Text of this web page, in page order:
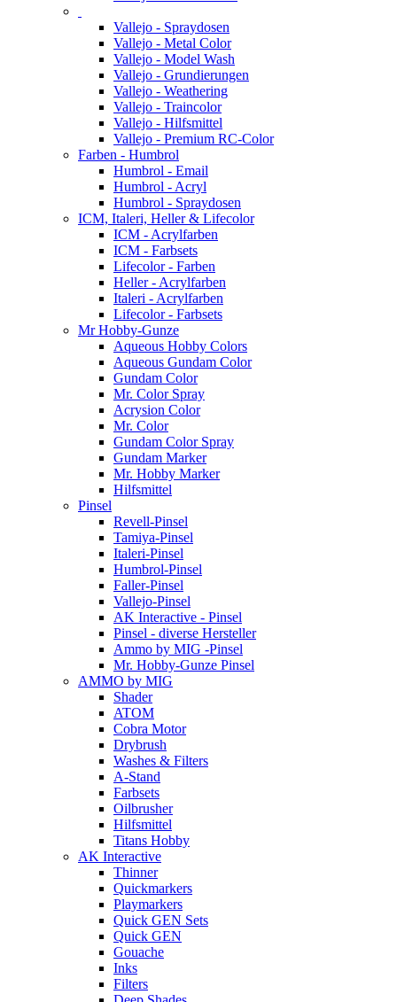
Vallejo - Spraydosen
Vallejo - Metal Color
Vallejo - Model Wash
Vallejo - Grundierungen
Vallejo - Weathering
Vallejo - Traincolor
Vallejo - Hilfsmittel
Vallejo - Premium RC-Color
Farben - Humbrol
Humbrol - Email
Humbrol - Acryl
Humbrol - Spraydosen
ICM, Italeri, Heller & Lifecolor
ICM - Acrylfarben
ICM - Farbsets
Lifecolor - Farben
Heller - Acrylfarben
Italeri - Acrylfarben
Lifecolor - Farbsets
Mr Hobby-Gunze
Aqueous Hobby Colors
Aqueous Gundam Color
Gundam Color
Mr. Color Spray
Acrysion Color
Mr. Color
Gundam Color Spray
Gundam Marker
Mr. Hobby Marker
Hilfsmittel
Pinsel
Revell-Pinsel
Tamiya-Pinsel
Italeri-Pinsel
Humbrol-Pinsel
Faller-Pinsel
Vallejo-Pinsel
AK Interactive - Pinsel
Pinsel - diverse Hersteller
Ammo by MIG -Pinsel
Mr. Hobby-Gunze Pinsel
AMMO by MIG
Shader
ATOM
Cobra Motor
Drybrush
Washes & Filters
A-Stand
Farbsets
Oilbrusher
Hilfsmittel
Titans Hobby
AK Interactive
Thinner
Quickmarkers
Playmarkers
Quick GEN Sets
Quick GEN
Gouache
Inks
Filters